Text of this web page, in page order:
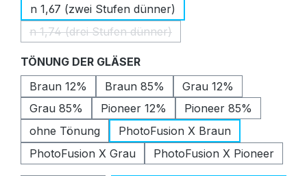
n 1,67 (zwei Stufen dünner)
n 1,74 (drei Stufen dünner)
(Diese Option ist zurzeit nicht verfügbar.)
TÖNUNG DER GLÄSERauswählen
Braun 12%
Braun 85%
Grau 12%
Grau 85%
Pioneer 12%
Pioneer 85%
ohne Tönung
PhotoFusion X Braun
PhotoFusion X Grau
PhotoFusion X Pioneer